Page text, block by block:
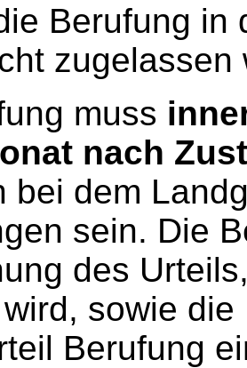
Berufung in
zugelassen
muss
nach
bei dem
sein. Die
des
sowie
Berufung